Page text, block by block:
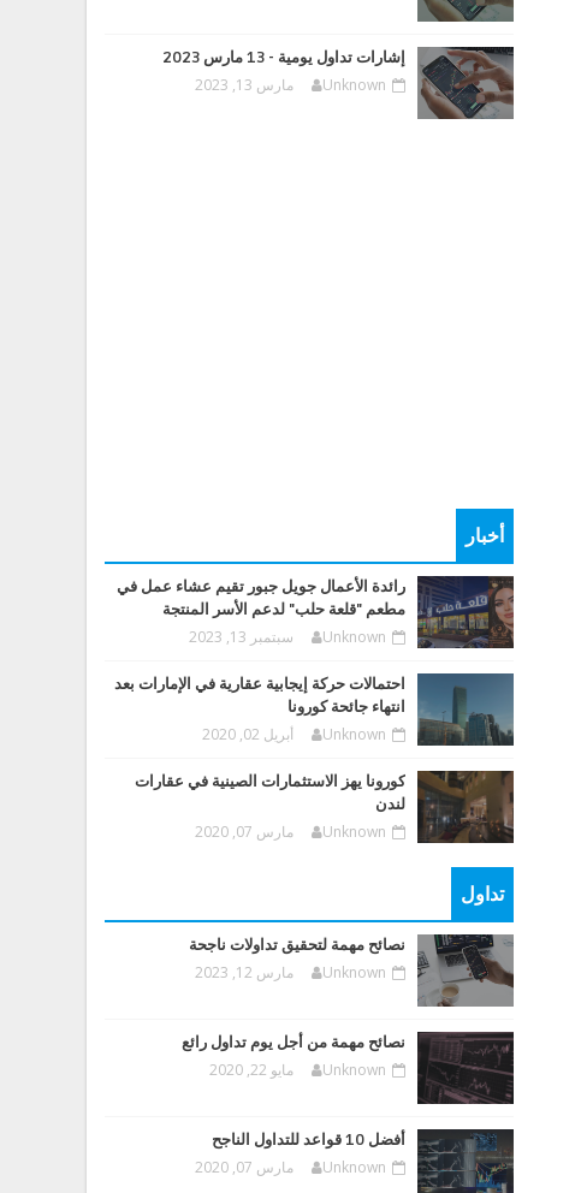
إشارات تداول يومية - 13 مارس 2023
Unknown مارس 13, 2023
أخبار
رائدة الأعمال جويل جبور تقيم عشاء عمل في
مطعم "قلعة حلب" لدعم الأسر المنتجة
Unknown سبتمبر 13, 2023
احتمالات حركة إيجابية عقارية في الإمارات بعد
انتهاء جائحة كورونا
Unknown أبريل 02, 2020
كورونا يهز الاستثمارات الصينية في عقارات
لندن
Unknown مارس 07, 2020
تداول
نصائح مهمة لتحقيق تداولات ناجحة
Unknown مارس 12, 2023
نصائح مهمة من أجل يوم تداول رائع
Unknown مايو 22, 2020
أفضل 10 قواعد للتداول الناجح
Unknown مارس 07, 2020